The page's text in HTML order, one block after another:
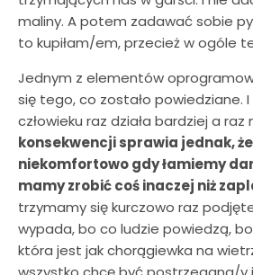
maliny. A potem zadawać sobie
to kupiłam/em, przecież w ogóle
Jednym z elementów
się tego, co zostało powiedziane.
człowieku raz działa bardziej a raz
konsekwencji sprawia jednak,
niekomfortowo gdy łamiemy
mamy zrobić coś inaczej niż
trzymamy się kurczowo raz
wypada, bo co ludzie powiedzą,
która jest jak chorągiewka na